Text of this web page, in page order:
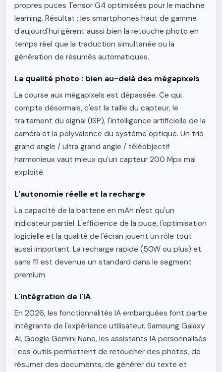
propres puces Tensor G4 optimisées pour le machine
learning. Résultat : les smartphones haut de gamme
d'aujourd'hui gèrent aussi bien la retouche photo en
temps réel que la traduction simultanée ou la
génération de résumés automatiques.
La qualité photo : bien au-delà des mégapixels
La course aux mégapixels est dépassée. Ce qui
compte désormais, c'est la taille du capteur, le
traitement du signal (ISP), l'intelligence artificielle de la
caméra et la polyvalence du système optique. Un trio
grand angle / ultra grand angle / téléobjectif
harmonieux vaut mieux qu'un capteur 200 Mpx mal
exploité.
L'autonomie réelle et la recharge
La capacité de la batterie en mAh n'est qu'un
indicateur partiel. L'efficience de la puce, l'optimisation
logicielle et la qualité de l'écran jouent un rôle tout
aussi important. La recharge rapide (50W ou plus) et
sans fil est devenue un standard dans le segment
premium.
L'intégration de l'IA
En 2026, les fonctionnalités IA embarquées font partie
intégrante de l'expérience utilisateur. Samsung Galaxy
AI, Google Gemini Nano, les assistants IA personnalisés
: ces outils permettent de retoucher des photos, de
résumer des documents, de générer du texte et